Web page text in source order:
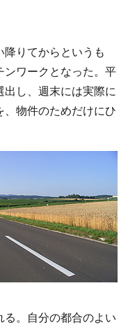
りてからというも
ンワークとなった。平
出し、週末には実際に
、物件のためだけにひ
る。自分の都合のよい